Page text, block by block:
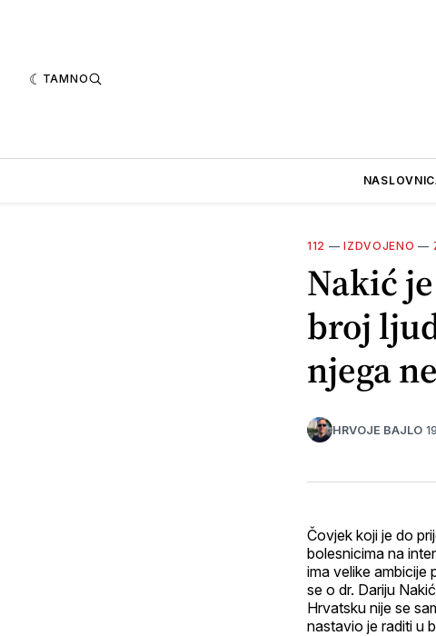
TAMNO
112 —IZDVOJENO —
Nakić
broj
njega
HRVOJE BAJLO
Čovjek koji je do
bolesnicima na
ima velike ambicije
se o dr. Dariju
Hrvatsku nije se
nastavio je raditi u